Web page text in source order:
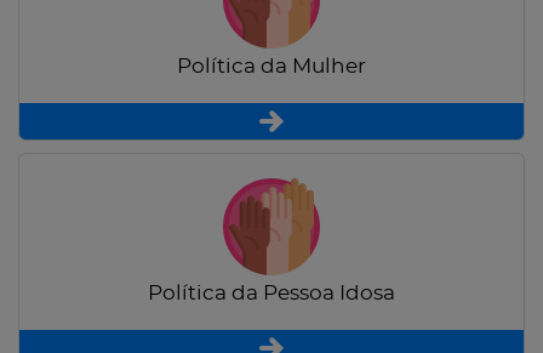
Política da Mulher
Política da Pessoa Idosa